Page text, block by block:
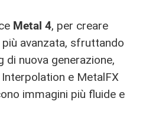
Metal 4, per creare
avanzata, sfruttando
di nuova generazione,
e MetalFX
immagini più fluide e